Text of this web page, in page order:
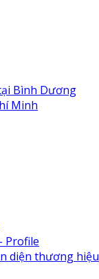
Bình Dương
Minh
Profile
diện thương hiệu